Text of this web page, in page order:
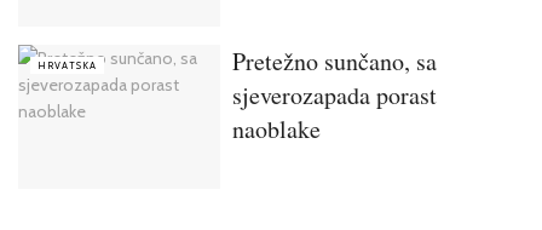
HRVATSKA
Pretežno sunčano, sa
sjeverozapada porast
naoblake